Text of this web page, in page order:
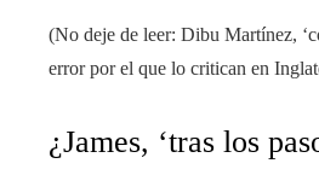
(No deje de leer: Dibu Martínez,
error por el que lo critican en
¿James, ‘tras los